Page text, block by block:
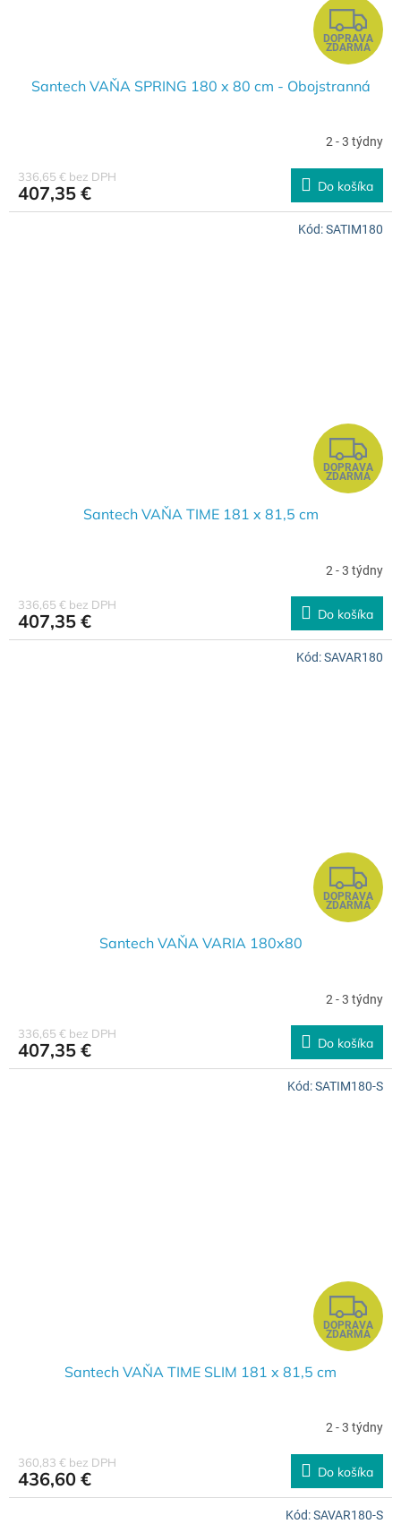
Z
A
D
A
R
M
O
DOPRAVA
ZDARMA
Santech VAŇA SPRING 180 x 80 cm - Obojstranná
2 - 3 týdny
336,65 € bez DPH
407,35 € Do košíka
Z
A
A
R
M
O
DOPRAVA
ZDARMA
Santech VAŇA TIME 181 x 81,5 cm
2 - 3 týdny
336,65 € bez DPH
407,35 € Do košíka
Kód:SATIM180
Z
A
A
R
M
O
DOPRAVA
ZDARMA
Santech VAŇA VARIA 180x80
2 - 3 týdny
336,65 € bez DPH
407,35 € Do košíka
Kód:SAVAR180
Z
A
A
R
M
DOPRAVA
ZDARMA
Santech VAŇA TIME SLIM 181 x 81,5 cm
2 - 3 týdny
360,83 € bez DPH
436,60 € Do košíka
Kód:SATIM180-S
Kód:SAVAR180-S